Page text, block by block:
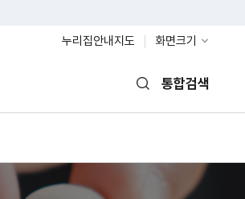
누리집안내지도
화면크기
통합검색